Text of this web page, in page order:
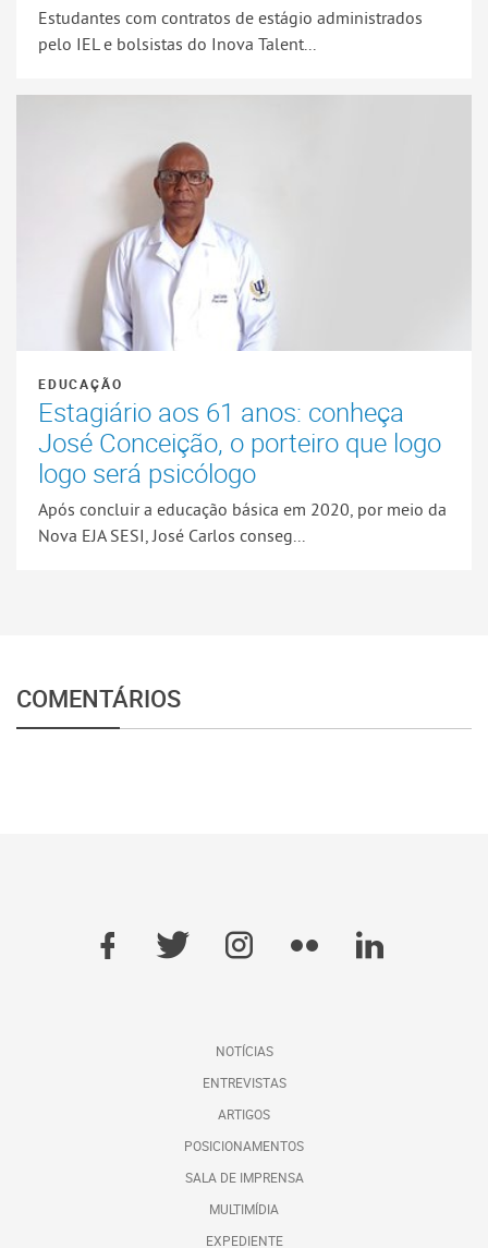
Estudantes com contratos de estágio administrados
pelo IEL e bolsistas do Inova Talent...
EDUCAÇÃO
Estagiário aos 61 anos: conheça
José Conceição, o porteiro que logo
logo será psicólogo
Após concluir a educação básica em 2020, por meio da
Nova EJA SESI, José Carlos conseg...
COMENTÁRIOS
NOTÍCIAS
ENTREVISTAS
ARTIGOS
POSICIONAMENTOS
SALA DE IMPRENSA
MULTIMÍDIA
EXPEDIENTE